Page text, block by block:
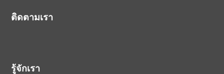
ติดตามเรา
รู้จักเรา